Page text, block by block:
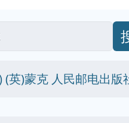
英)蒙克 人民邮电出版